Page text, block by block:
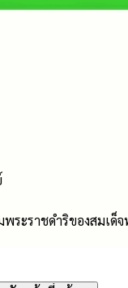
ระราชดำริของสมเ